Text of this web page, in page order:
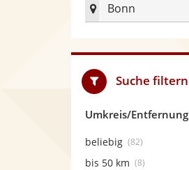
Bonn
Suche filtern
Umkreis/Entfernung
beliebig (82)
bis 50 km (8)